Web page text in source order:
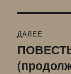
ДАЛЕЕ
Следующая
запись: